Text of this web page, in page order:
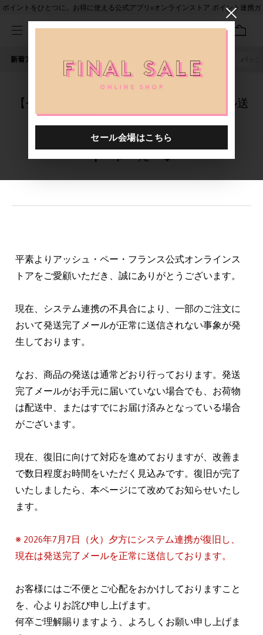
ポイントをひとつに。お得に使える公式アプリ×オンラインストア ポイント連携ガ
新着アイテム 人気ワード セール 40th限定 バッグ
【公式オンラインストア】発送完了メール送
信遅延のお詫びとお知らせ
平素よりアッシュ・ペー・フランス公式オンラインス
トアをご愛顧いただき、誠にありがとうございます。
現在、システム連携の不具合により、一部のご注文に
おいて発送完了メールが正常に送信されない事象が発
生しております。
なお、商品の発送は通常どおり行っております。発送
完了メールがお手元に届いていない場合でも、お荷物
は配送中、またはすでにお届け済みとなっている場合
がございます。
現在、復旧に向けて対応を進めておりますが、改善ま
で数日程度お時間をいただく見込みです。復旧が完了
いたしましたら、本ページにて改めてお知らせいたし
ます。
※ 2026年7月7日（火）夕方にシステム連携が復旧し、
現在は発送完了メールを正常に送信しております。
お客様にはご不便とご心配をおかけしておりますこと
を、心よりお詫び申し上げます。
何卒ご理解賜りますよう、よろしくお願い申し上げま